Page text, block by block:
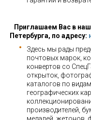
Приглашаем Вас в
Петербурга, по адресу:
Здесь мы рады
почтовых марок,
конвертов со
открыток,
каталогов по
географических
производителей,